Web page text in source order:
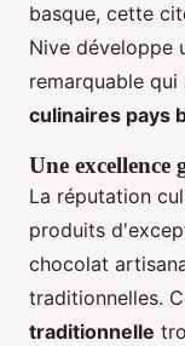
basque, cette
Nive développe
remarquable
culinaires pays
Une excellence
La réputation
produits
chocolat
traditionnelles.
traditionnelle